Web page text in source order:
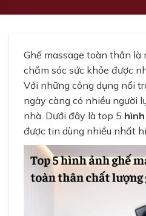
Ghế massage toàn thân
chăm sóc sức khỏe được
Với những công dụng nổi
ngày càng có nhiều người
nhà. Dưới đây là top 5
được tin dùng nhiều nhất